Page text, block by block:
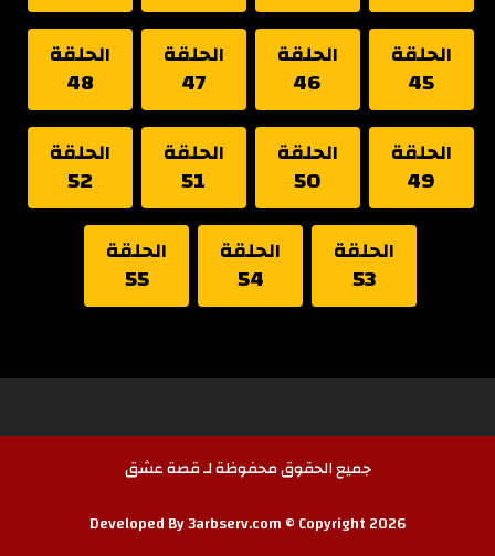
الحلقة
45
الحلقة
46
الحلقة
47
الحلقة
48
الحلقة
49
الحلقة
50
الحلقة
51
الحلقة
52
الحلقة
53
الحلقة
54
الحلقة
55
جميع الحقوق محفوظة لـ قصة عشق
Developed By 3arbserv.com © Copyright 2026